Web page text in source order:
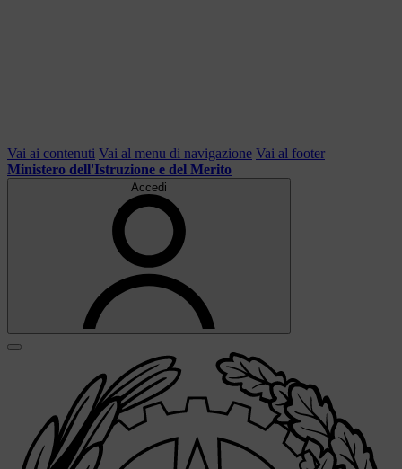
Vai ai contenuti Vai al menu di navigazione Vai al footer
Ministero dell'Istruzione e del Merito
Accedi